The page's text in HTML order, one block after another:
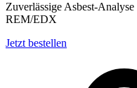
Zuverlässige Asbest-
REM/EDX
Jetzt bestellen